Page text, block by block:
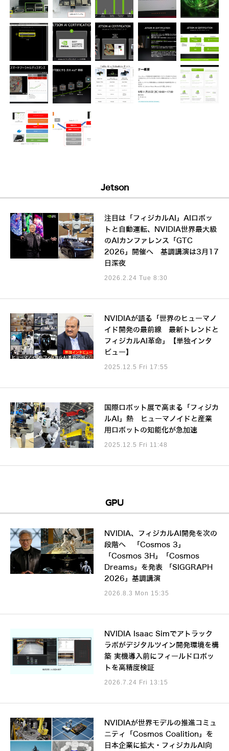
Jetson
注目は「フィジカルAI」AIロボッ
トと自動運転、NVIDIA世界最大級
のAIカンファレンス「GTC
2026」開催へ 基調講演は3月17
日深夜
2026.2.24 Tue 8:30
NVIDIAが語る「世界のヒューマノ
イド開発の最前線 最新トレンドと
フィジカルAI革命」【単独インタ
ビュー】
2025.12.5 Fri 17:55
国際ロボット展で高まる「フィジカ
ルAI」熱 ヒューマノイドと産業
用ロボットの知能化が急加速
2025.12.5 Fri 11:48
GPU
NVIDIA、フィジカルAI開発を次の
段階へ 「Cosmos 3」
「Cosmos 3H」「Cosmos
Dreams」を発表 「SIGGRAPH
2026」基調講演
2026.8.3 Mon 15:35
NVIDIA Isaac Simでアトラック
ラボがデジタルツイン開発環境を構
築 実機導入前にフィールドロボッ
トを高精度検証
2026.7.24 Fri 13:15
NVIDIAが世界モデルの推進コミュ
ニティ「Cosmos Coalition」を
日本企業に拡大・フィジカルAI向